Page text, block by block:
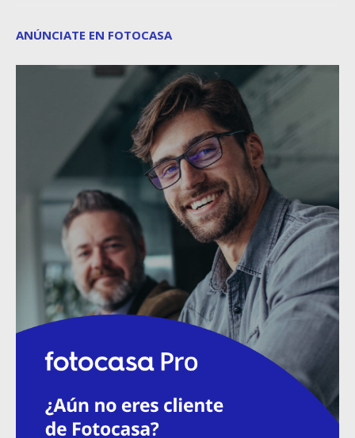
ANÚNCIATE EN FOTOCASA